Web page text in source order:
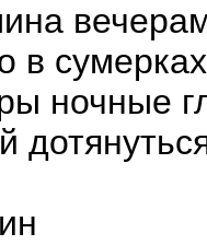
в
ночные